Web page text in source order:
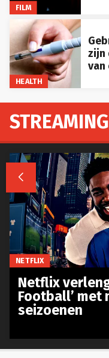
FILM
HEALTH
zijn
van

NETFLIX
Netflix
Football’ met
seizoenen